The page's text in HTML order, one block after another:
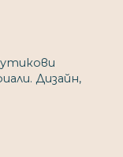
Дизайн,